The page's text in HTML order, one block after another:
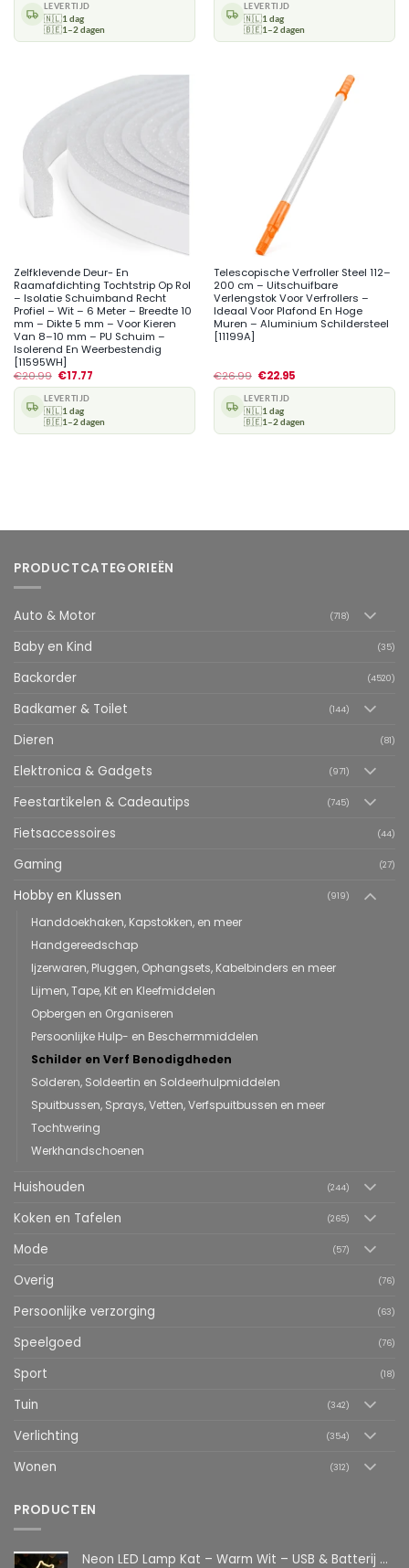
LEVERTIJD
🇳🇱1 dag
🇧🇪1–2 dagen
LEVERTIJD
🇳🇱1 dag
🇧🇪1–2 dagen
Zelfklevende Deur- En
Raamafdichting Tochtstrip Op Rol
– Isolatie Schuimband Recht
Profiel – Wit – 6 Meter – Breedte 10
mm – Dikte 5 mm – Voor Kieren
Van 8–10 mm – PU Schuim –
Isolerend En Weerbestendig
[11595WH]
€20.99 €17.77
LEVERTIJD
🇳🇱1 dag
🇧🇪1–2 dagen
Telescopische Verfroller Steel 112–
200 cm – Uitschuifbare
Verlengstok Voor Verfrollers –
Ideaal Voor Plafond En Hoge
Muren – Aluminium Schildersteel
[11199A]
€26.99 €22.95
LEVERTIJD
🇳🇱1 dag
🇧🇪1–2 dagen
PRODUCTCATEGORIEËN
Auto & Motor (718)
Baby en Kind (35)
Backorder (4520)
Badkamer & Toilet (144)
Dieren (81)
Elektronica & Gadgets (971)
Feestartikelen & Cadeautips (745)
Fietsaccessoires (44)
Gaming (27)
Hobby en Klussen (919)
Handdoekhaken, Kapstokken, en meer
Handgereedschap
Ijzerwaren, Pluggen, Ophangsets, Kabelbinders en meer
Lijmen, Tape, Kit en Kleefmiddelen
Opbergen en Organiseren
Persoonlijke Hulp- en Beschermmiddelen
Schilder en Verf Benodigdheden
Solderen, Soldeertin en Soldeerhulpmiddelen
Spuitbussen, Sprays, Vetten, Verfspuitbussen en meer
Tochtwering
Werkhandschoenen
Huishouden (244)
Koken en Tafelen (265)
Mode (57)
Overig (76)
Persoonlijke verzorging (63)
Speelgoed (76)
Sport (18)
Tuin (342)
Verlichting (354)
Wonen (312)
PRODUCTEN
Neon LED Lamp Kat – Warm Wit – USB & Batterij – Decoratieve Tafellamp voor Kinderkamer – 28,5 x 24,5 cm